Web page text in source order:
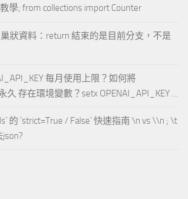
學; from collections import Counter
狀資料：return 結束的是目前分支，不是
每月使用上限？如何將
久 存在環境變數？setx OPENAI_API_KEY …
的 `strict=True / False` 快速指南 \n vs \\n ; \t